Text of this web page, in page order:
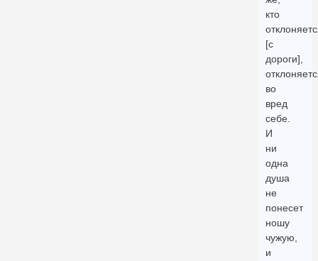
кто
[с
дороги],
во
вред
себе.
И
ни
одна
душа
не
понесет
ношу
чужую,
и